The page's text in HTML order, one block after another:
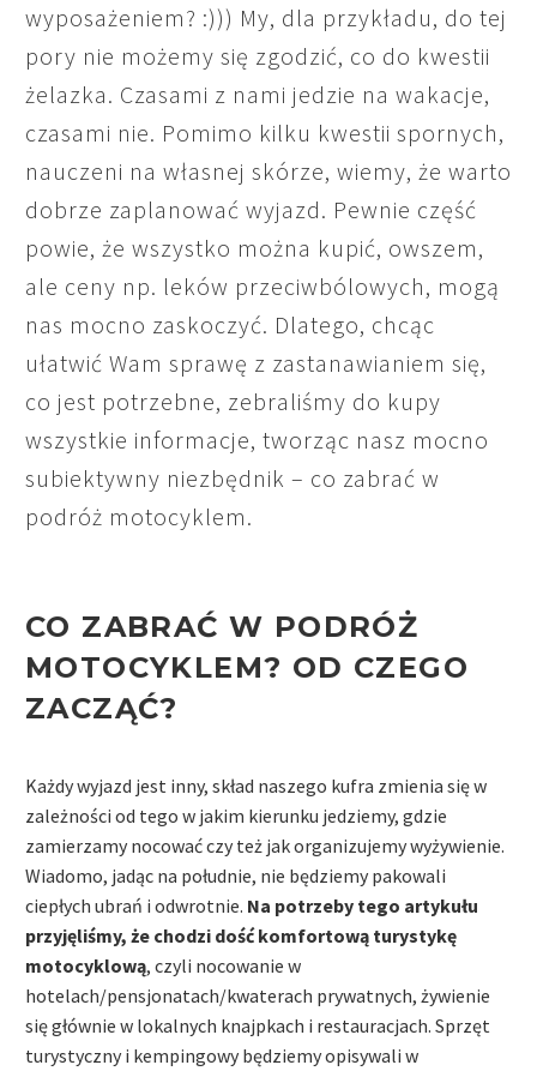
wyposażeniem? :))) My, dla przykładu, do tej
pory nie możemy się zgodzić, co do kwestii
żelazka. Czasami z nami jedzie na wakacje,
czasami nie. Pomimo kilku kwestii spornych,
nauczeni na własnej skórze, wiemy, że warto
dobrze zaplanować wyjazd. Pewnie część
powie, że wszystko można kupić, owszem,
ale ceny np. leków przeciwbólowych, mogą
nas mocno zaskoczyć. Dlatego, chcąc
ułatwić Wam sprawę z zastanawianiem się,
co jest potrzebne, zebraliśmy do kupy
wszystkie informacje, tworząc nasz mocno
subiektywny niezbędnik – co zabrać w
podróż motocyklem.
CO ZABRAĆ W PODRÓŻ
MOTOCYKLEM? OD CZEGO
ZACZĄĆ?
Każdy wyjazd jest inny, skład naszego kufra zmienia się w
zależności od tego w jakim kierunku jedziemy, gdzie
zamierzamy nocować czy też jak organizujemy wyżywienie.
Wiadomo, jadąc na południe, nie będziemy pakowali
ciepłych ubrań i odwrotnie. Na potrzeby tego artykułu
przyjęliśmy, że chodzi dość komfortową turystykę
motocyklową, czyli nocowanie w
hotelach/pensjonatach/kwaterach prywatnych, żywienie
się głównie w lokalnych knajpkach i restauracjach. Sprzęt
turystyczny i kempingowy będziemy opisywali w